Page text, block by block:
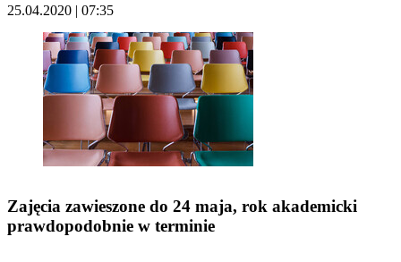
25.04.2020 | 07:35
Zajęcia zawieszone do 24 maja, rok akademicki
prawdopodobnie w terminie